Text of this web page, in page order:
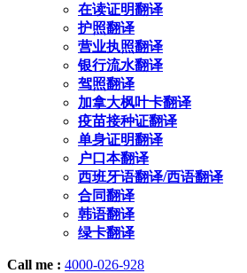
在读证明翻译
护照翻译
营业执照翻译
银行流水翻译
驾照翻译
加拿大枫叶卡翻译
疫苗接种证翻译
单身证明翻译
户口本翻译
西班牙语翻译/西语翻译
合同翻译
韩语翻译
绿卡翻译
Call me : 4000-026-928